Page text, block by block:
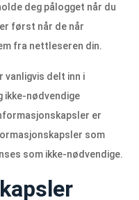
deg pålogget når du
først når de når
fra nettleseren din.
vanligvis delt inn i
ikke-nødvendige
er
som
som ikke-nødvendige.